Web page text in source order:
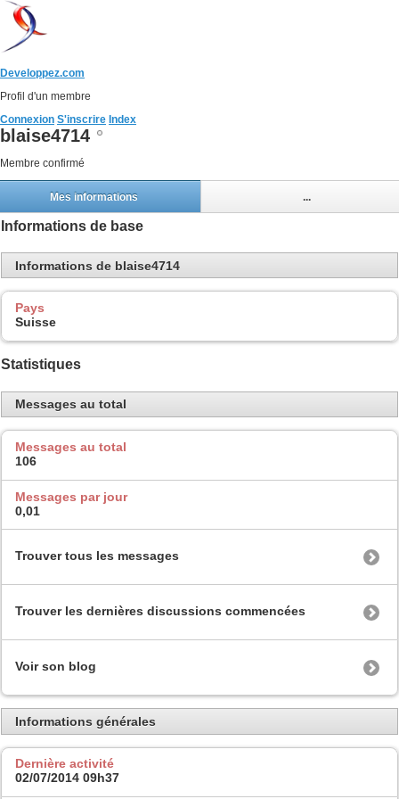
Developpez.com
Profil d'un membre
Connexion S'inscrire Index
blaise4714
Membre confirmé
Mes informations ...
Informations de base
Informations de blaise4714
Pays
Suisse
Statistiques
Messages au total
Messages au total
106
Messages par jour
0,01
Trouver tous les messages
Trouver les dernières discussions commencées
Voir son blog
Informations générales
Dernière activité
02/07/2014 09h37